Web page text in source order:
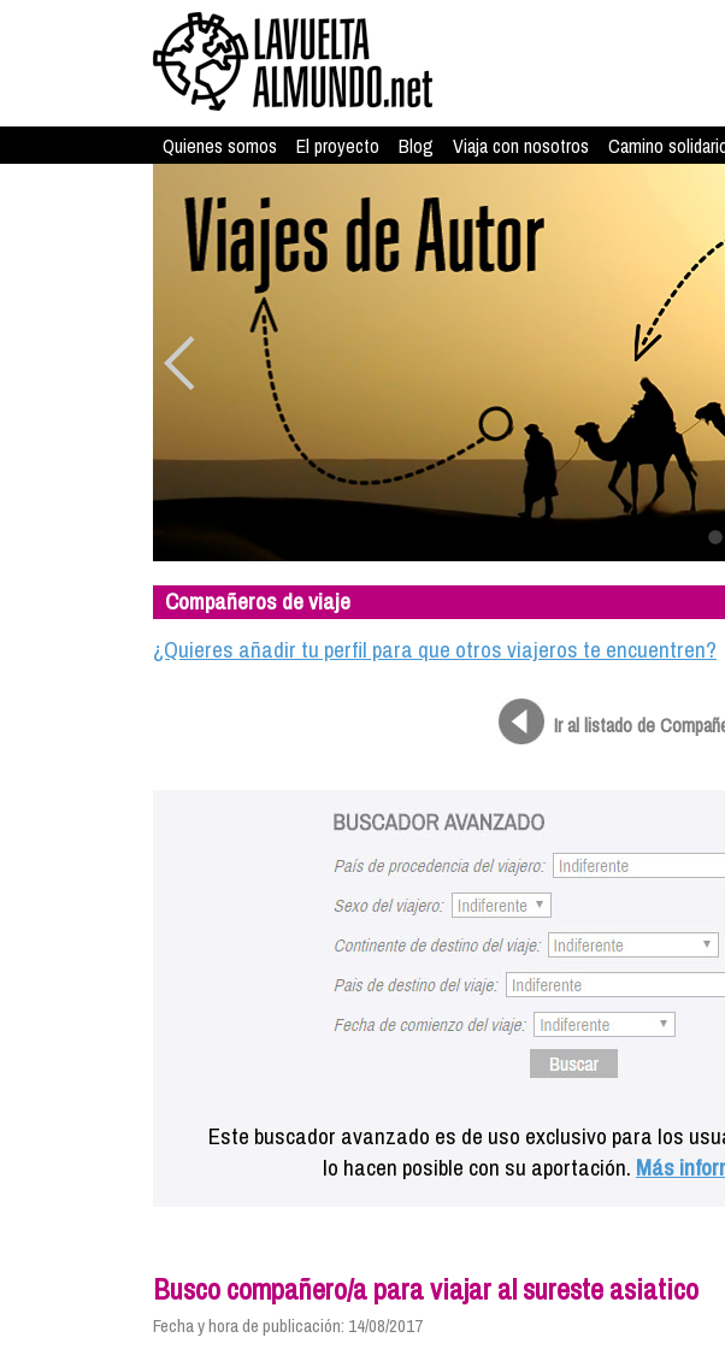
Quienes somos El proyecto Blog Viaja con nosotros Camino
Compañeros de viaje
¿Quieres añadir tu perfil para que otros viajeros te encuentren?
Ir al listado de
Este buscador avanzado es de uso exclusivo para los
lo hacen posible con su aportación. Más
Busco compañero/a para viajar al sureste asiatico
Fecha y hora de publicación: 14/08/2017